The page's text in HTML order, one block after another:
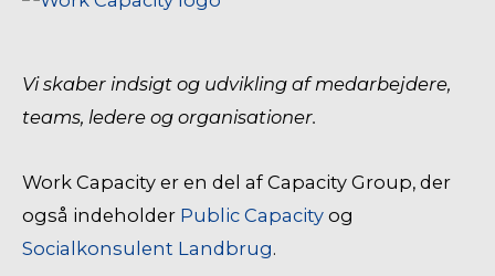
Vi skaber indsigt og udvikling af medarbejdere,
teams, ledere og organisationer.
Work Capacity er en del af Capacity Group, der
også indeholder Public Capacity og
Socialkonsulent Landbrug.